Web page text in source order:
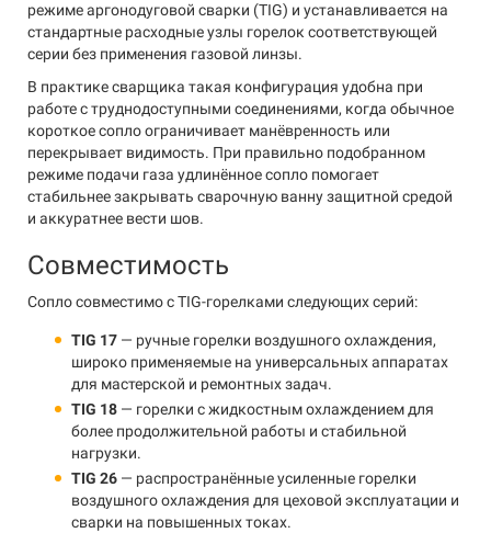
режиме аргонодуговой сварки (TIG) и устанавливается на
стандартные расходные узлы горелок соответствующей
серии без применения газовой линзы.
В практике сварщика такая конфигурация удобна при
работе с труднодоступными соединениями, когда обычное
короткое сопло ограничивает манёвренность или
перекрывает видимость. При правильно подобранном
режиме подачи газа удлинённое сопло помогает
стабильнее закрывать сварочную ванну защитной средой
и аккуратнее вести шов.
Совместимость
Сопло совместимо с TIG-горелками следующих серий:
TIG 17 — ручные горелки воздушного охлаждения,
широко применяемые на универсальных аппаратах
для мастерской и ремонтных задач.
TIG 18 — горелки с жидкостным охлаждением для
более продолжительной работы и стабильной
нагрузки.
TIG 26 — распространённые усиленные горелки
воздушного охлаждения для цеховой эксплуатации и
сварки на повышенных токах.